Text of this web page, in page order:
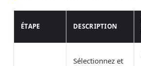
ÉTAPE DESCRIPTION
Sélectionnez et